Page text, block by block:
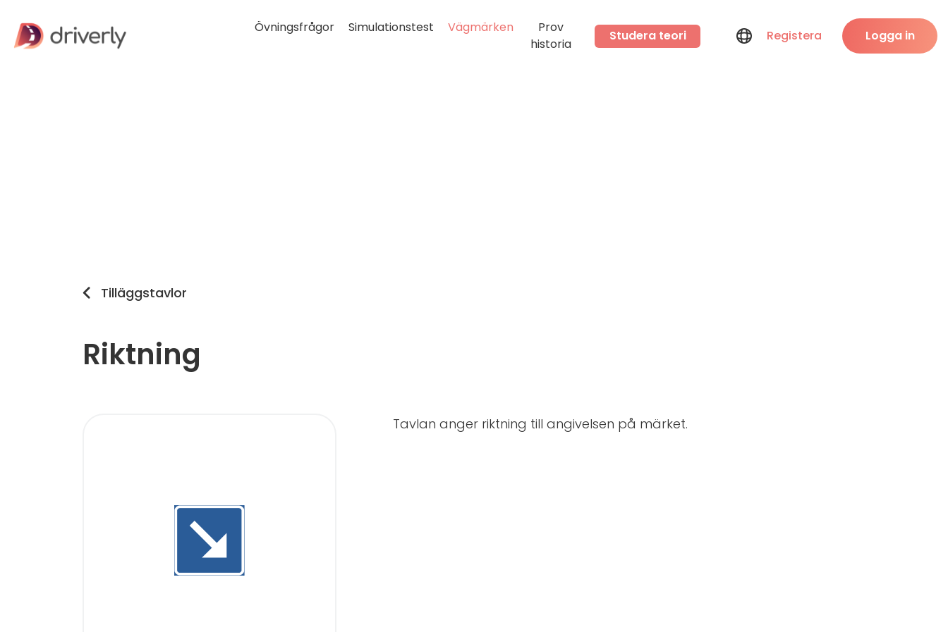
Övningsfrågor Simulationstest Vägmärken
Prov
historia
Studera teori Registera Logga in
Tilläggstavlor
Riktning
Tavlan anger riktning till angivelsen på märket.